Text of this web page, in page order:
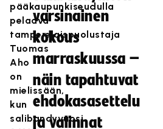
pääkaupunkiseudulla
pelaava
tamperelaispuolustaja
Tuomas
Aho
on
mielissään,
kun
salibandyvuosi
varsinainen
kokous
marraskuussa –
näin tapahtuvat
ehdokasasettelu
ja valinnat